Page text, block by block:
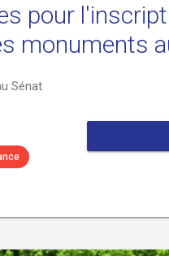
pour
monuments
Sénat